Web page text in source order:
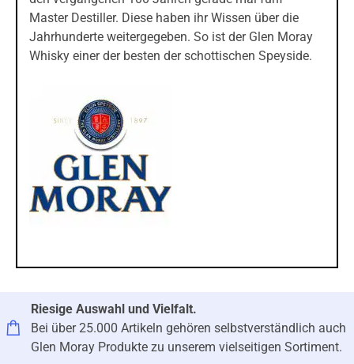
Master Destiller. Diese haben ihr Wissen über die
Jahrhunderte weitergegeben. So ist der Glen Moray
Whisky einer der besten der schottischen Speyside.
Riesige Auswahl und Vielfalt.
Bei über 25.000 Artikeln gehören selbstverständlich auch
Glen Moray Produkte zu unserem vielseitigen Sortiment.